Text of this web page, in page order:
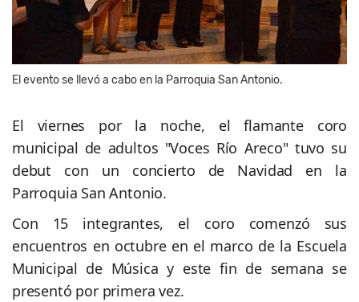
El evento se llevó a cabo en la Parroquia San Antonio.
El viernes por la noche, el flamante coro
municipal de adultos "Voces Río Areco" tuvo su
debut con un concierto de Navidad en la
Parroquia San Antonio.
Con 15 integrantes, el coro comenzó sus
encuentros en octubre en el marco de la Escuela
Municipal de Música y este fin de semana se
presentó por primera vez.